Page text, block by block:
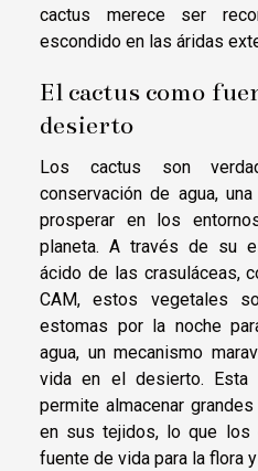
cactus merece ser
escondido en las áridas
El cactus como
desierto
Los cactus son
conservación de agua,
prosperar en los
planeta. A través de su
ácido de las crasuláceas,
CAM, estos vegetales
estomas por la noche
agua, un mecanismo
vida en el desierto. Esta
permite almacenar
en sus tejidos, lo que los
fuente de vida para la flora